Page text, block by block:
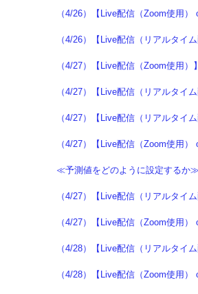
（4/26）【Live配信（Zoom使用
（4/26）【Live配信（リアルタイ
（4/27）【Live配信（Zoom使用
（4/27）【Live配信（リアルタイ
（4/27）【Live配信（リアルタイ
（4/27）【Live配信（Zoom使用
≪予測値をどのように設定するか≫
（4/27）【Live配信（リアルタイ
（4/27）【Live配信（Zoom使用
（4/28）【Live配信（リアルタイ
（4/28）【Live配信（Zoom使用